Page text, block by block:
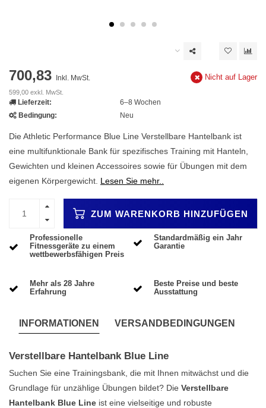
700,83 Inkl. MwSt.
599,00 exkl. MwSt.
Nicht auf Lager
Lieferzeit:
6–8 Wochen
Bedingung:
Neu
Die Athletic Performance Blue Line Verstellbare Hantelbank ist
eine multifunktionale Bank für spezifisches Training mit Hanteln,
Gewichten und kleinen Accessoires sowie für Übungen mit dem
eigenen Körpergewicht. Lesen Sie mehr..
ZUM WARENKORB HINZUFÜGEN
Professionelle
Fitnessgeräte zu einem
wettbewerbsfähigen Preis
Standardmäßig ein Jahr
Garantie
Mehr als 28 Jahre
Erfahrung
Beste Preise und beste
Ausstattung
INFORMATIONEN VERSANDBEDINGUNGEN
Verstellbare Hantelbank Blue Line
Suchen Sie eine Trainingsbank, die mit Ihnen mitwächst und die
Grundlage für unzählige Übungen bildet? Die Verstellbare
Hantelbank Blue Line ist eine vielseitige und robuste